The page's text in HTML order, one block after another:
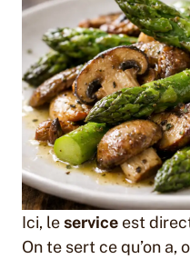
Ici, leservice est
On te sert ce qu’on a,